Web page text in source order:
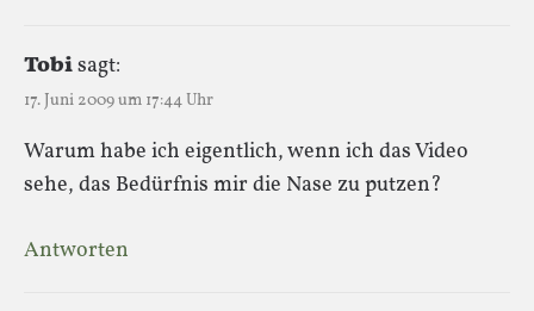
Tobisagt:
17. Juni 2009 um 17:44 Uhr
Warum habe ich eigentlich, wenn ich das Video
sehe, das Bedürfnis mir die Nase zu putzen?
Antworten